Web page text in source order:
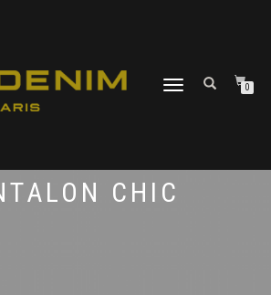
DÉPLIER
0
CHIC